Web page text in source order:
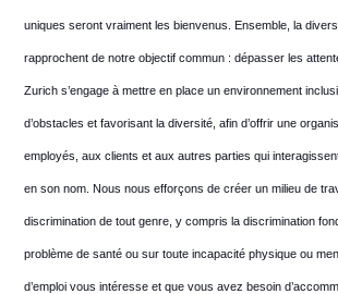
uniques seront vraiment les bienvenus. Ensemble, la
rapprochent de notre objectif commun : dépasser les
Zurich s’engage à mettre en place un environnement
d’obstacles et favorisant la diversité, afin d’offrir une
employés, aux clients et aux autres parties qui
en son nom. Nous nous efforçons de créer un milieu de
discrimination de tout genre, y compris la discrimination
problème de santé ou sur toute incapacité physique ou
d’emploi vous intéresse et que vous avez besoin